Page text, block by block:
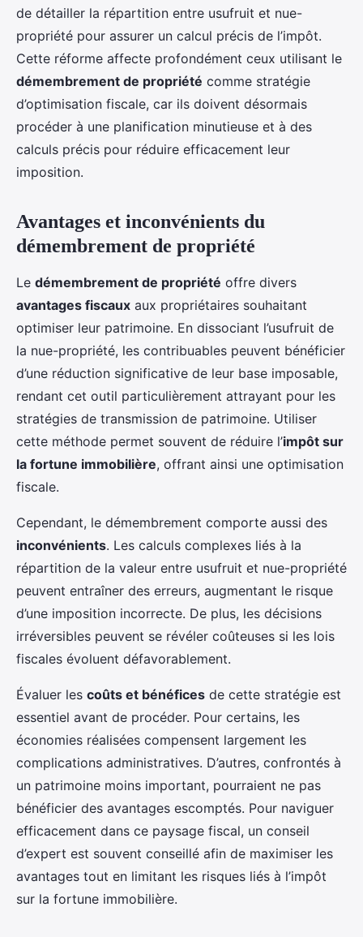
de détailler la répartition entre usufruit et nue-
propriété pour assurer un calcul précis de l’impôt.
Cette réforme affecte profondément ceux utilisant le
démembrement de propriété comme stratégie
d’optimisation fiscale, car ils doivent désormais
procéder à une planification minutieuse et à des
calculs précis pour réduire efficacement leur
imposition.
Avantages et inconvénients du
démembrement de propriété
Le démembrement de propriété offre divers
avantages fiscaux aux propriétaires souhaitant
optimiser leur patrimoine. En dissociant l’usufruit de
la nue-propriété, les contribuables peuvent bénéficier
d’une réduction significative de leur base imposable,
rendant cet outil particulièrement attrayant pour les
stratégies de transmission de patrimoine. Utiliser
cette méthode permet souvent de réduire l’impôt sur
la fortune immobilière, offrant ainsi une optimisation
fiscale.
Cependant, le démembrement comporte aussi des
inconvénients. Les calculs complexes liés à la
répartition de la valeur entre usufruit et nue-propriété
peuvent entraîner des erreurs, augmentant le risque
d’une imposition incorrecte. De plus, les décisions
irréversibles peuvent se révéler coûteuses si les lois
fiscales évoluent défavorablement.
Évaluer les coûts et bénéfices de cette stratégie est
essentiel avant de procéder. Pour certains, les
économies réalisées compensent largement les
complications administratives. D’autres, confrontés à
un patrimoine moins important, pourraient ne pas
bénéficier des avantages escomptés. Pour naviguer
efficacement dans ce paysage fiscal, un conseil
d’expert est souvent conseillé afin de maximiser les
avantages tout en limitant les risques liés à l’impôt
sur la fortune immobilière.